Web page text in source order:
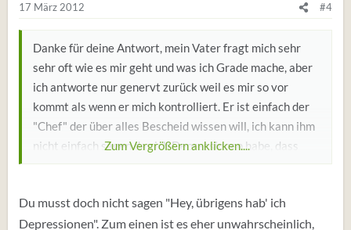
es dir auf ewig schwer machen.
17 März 2012 #4
Danke für deine Antwort, mein Vater fragt mich sehr
sehr oft wie es mir geht und was ich Grade mache, aber
ich antworte nur genervt zurück weil es mir so vor
kommt als wenn er mich kontrolliert. Er ist einfach der
"Chef" der über alles Bescheid wissen will, ich kann ihm
nicht einfach sagen das ich Depressionen habe, dass
kommt zu plötzlich wenn er ja nie was davon wusste.
Zum Vergrößern anklicken....
Du musst doch nicht sagen "Hey, übrigens hab' ich
Depressionen". Zum einen ist es eher unwahrscheinlich,